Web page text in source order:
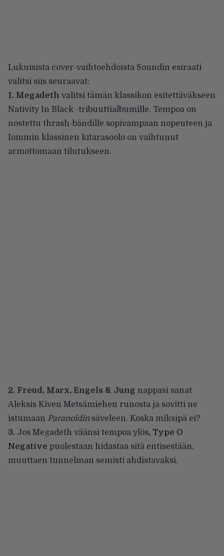
Lukuisista cover-vaihtoehdoista Soundin esiraati
valitsi siis seuraavat:
1. Megadeth valitsi tämän klassikon esitettäväkseen
Nativity In Black -tribuuttialbumille. Tempoa on
nostettu thrash-bändille sopivampaan nopeuteen ja
Iommin klassinen kitarasoolo on vaihtunut
armottomaan tilutukseen.
2. Freud, Marx, Engels & Jung nappasi sanat
Aleksis Kiven Metsämiehen runosta ja sovitti ne
istumaan Paranoidinsäveleen. Koska miksipä ei?
3. Jos Megadeth väänsi tempoa ylös, Type O
Negative puolestaan hidastaa sitä entisestään,
muuttaen tunnelman semisti ahdistavaksi.